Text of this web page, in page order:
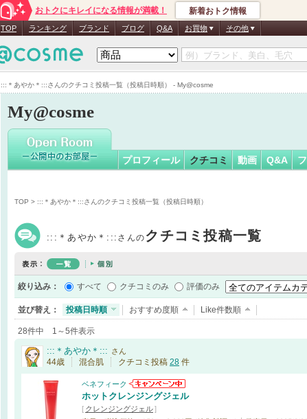
:::＊あやか＊:::さんのクチコミ投稿一覧（投稿日時順） - My@cosme
おトクにキレイになる情報が満載！ 新着おトク情報
TOP ランキング ブランド ブログ Q&A お買物 その他
My@cosme
:::＊あやか＊:::さん
プロフィール クチコミ 動画 Q&A
TOP > :::＊あやか＊:::さんのクチコミ投稿一覧（投稿日時順）
:::＊あやか＊::: さんのクチコミ投稿一覧
絞り込み： すべて クチコミのみ 評価のみ
並び替え： 投稿日時順 おすすめ度順 Like件数順
28件中 1～5件表示
:::＊あやか＊::: さん
44歳 混合肌 クチコミ投稿 28 件
ベネフィーク
ホットクレンジングジェル
[ クレンジングジェル]